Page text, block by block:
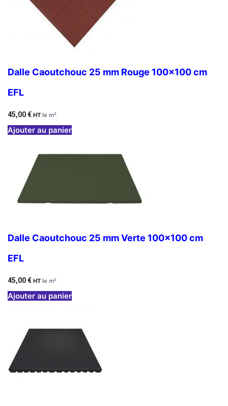
Dalle Caoutchouc 25 mm Rouge 100×100 cm
EFL
45,00€ HT le m²
Ajouter au panier
Dalle Caoutchouc 25 mm Verte 100×100 cm
EFL
45,00€ HT le m²
Ajouter au panier